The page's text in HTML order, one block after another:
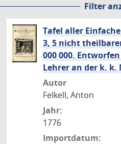
Filter
Tafel aller
3, 5 nicht
000 000.
Lehrer an der k.
Autor
Felkell, Anton
Jahr:
1776
Importdatum: